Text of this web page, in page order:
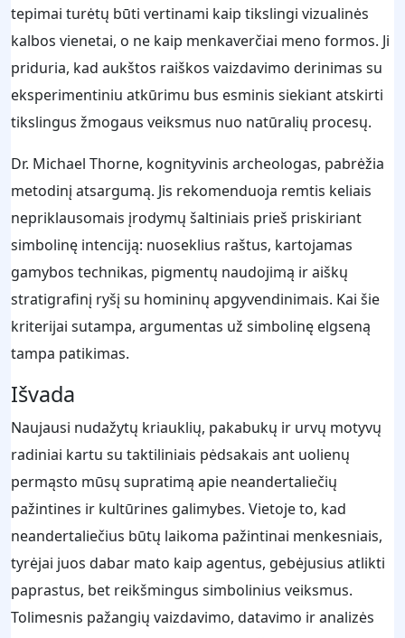
tepimai turėtų būti vertinami kaip tikslingi vizualinės
kalbos vienetai, o ne kaip menkaverčiai meno formos. Ji
priduria, kad aukštos raiškos vaizdavimo derinimas su
eksperimentiniu atkūrimu bus esminis siekiant atskirti
tikslingus žmogaus veiksmus nuo natūralių procesų.
Dr. Michael Thorne, kognityvinis archeologas, pabrėžia
metodinį atsargumą. Jis rekomenduoja remtis keliais
nepriklausomais įrodymų šaltiniais prieš priskiriant
simbolinę intenciją: nuoseklius raštus, kartojamas
gamybos technikas, pigmentų naudojimą ir aiškų
stratigrafinį ryšį su homininų apgyvendinimais. Kai šie
kriterijai sutampa, argumentas už simbolinę elgseną
tampa patikimas.
Išvada
Naujausi nudažytų kriauklių, pakabukų ir urvų motyvų
radiniai kartu su taktiliniais pėdsakais ant uolienų
permąsto mūsų supratimą apie neandertaliečių
pažintines ir kultūrines galimybes. Vietoje to, kad
neandertaliečius būtų laikoma pažintinai menkesniais,
tyrėjai juos dabar mato kaip agentus, gebėjusius atlikti
paprastus, bet reikšmingus simbolinius veiksmus.
Tolimesnis pažangių vaizdavimo, datavimo ir analizės